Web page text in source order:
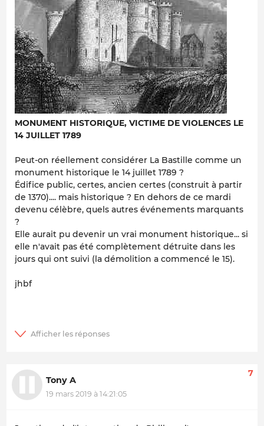
MONUMENT HISTORIQUE, VICTIME DE VIOLENCES LE
14 JUILLET 1789
Peut-on réellement considérer La Bastille comme un
monument historique le 14 juillet 1789 ?
Édifice public, certes, ancien certes (construit à partir
de 1370).... mais historique ? En dehors de ce mardi
devenu célèbre, quels autres événements marquants
?
Elle aurait pu devenir un vrai monument historique... si
elle n'avait pas été complètement détruite dans les
jours qui ont suivi (la démolition a commencé le 15).
jhbf
Tony A
19 mars 2019 à 14:21:05
7